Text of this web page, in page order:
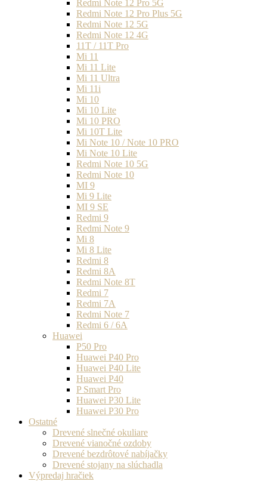
Redmi Note 12 Pro 5G
Redmi Note 12 Pro Plus 5G
Redmi Note 12 5G
Redmi Note 12 4G
11T / 11T Pro
Mi 11
Mi 11 Lite
Mi 11 Ultra
Mi 11i
Mi 10
Mi 10 Lite
Mi 10 PRO
Mi 10T Lite
Mi Note 10 / Note 10 PRO
Mi Note 10 Lite
Redmi Note 10 5G
Redmi Note 10
MI 9
Mi 9 Lite
MI 9 SE
Redmi 9
Redmi Note 9
Mi 8
Mi 8 Lite
Redmi 8
Redmi 8A
Redmi Note 8T
Redmi 7
Redmi 7A
Redmi Note 7
Redmi 6 / 6A
Huawei
P50 Pro
Huawei P40 Pro
Huawei P40 Lite
Huawei P40
P Smart Pro
Huawei P30 Lite
Huawei P30 Pro
Ostatné
Drevené slnečné okuliare
Drevené vianočné ozdoby
Drevené bezdrôtové nabíjačky
Drevené stojany na slúchadla
Výpredaj hračiek